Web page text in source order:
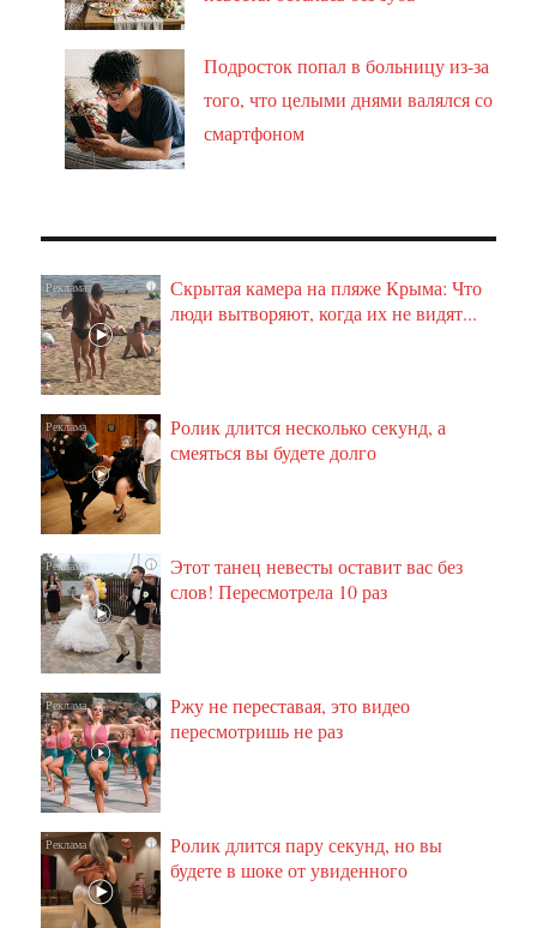
Подросток попал в больницу из-за
того, что целыми днями валялся со
смартфоном
i
Скрытая камера на пляже Крыма: Что
люди вытворяют, когда их не видят...
i
Ролик длится несколько секунд, а
смеяться вы будете долго
i
Этот танец невесты оставит вас без
слов! Пересмотрела 10 раз
i
Ржу не переставая, это видео
пересмотришь не раз
i
Ролик длится пару секунд, но вы
будете в шоке от увиденного